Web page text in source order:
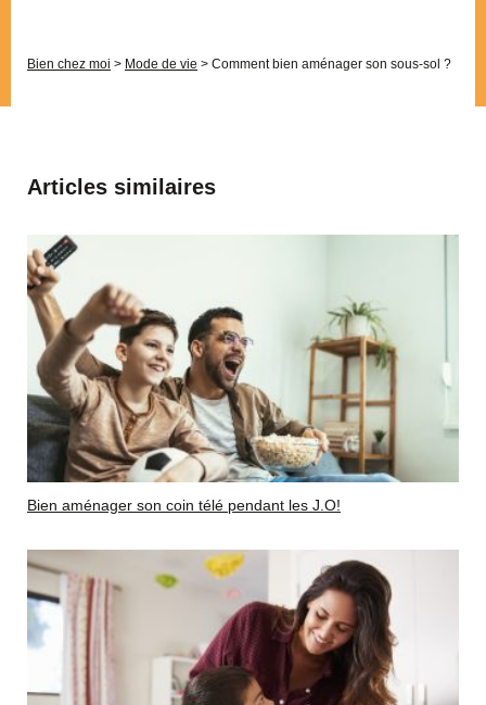
Bien chez moi > Mode de vie > Comment bien aménager son sous-sol ?
Articles similaires
Bien aménager son coin télé pendant les J.O!